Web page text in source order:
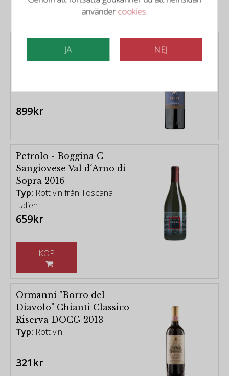
Rött vin från Toscana
899kr
Petrolo - Boggina C
Sangiovese Val d´Arno di
Sopra 2016
Typ: Rött vin från Toscana
Italien
659kr
Ormanni "Borro del
Diavolo" Chianti Classico
Riserva DOCG 2013
Typ: Rött vin
321kr
användercookies.
JA NEJ